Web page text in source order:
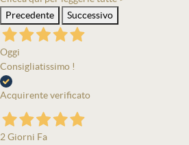
Precedente
Successivo
Oggi
Consigliatissimo !
Acquirente verificato
2 Giorni Fa